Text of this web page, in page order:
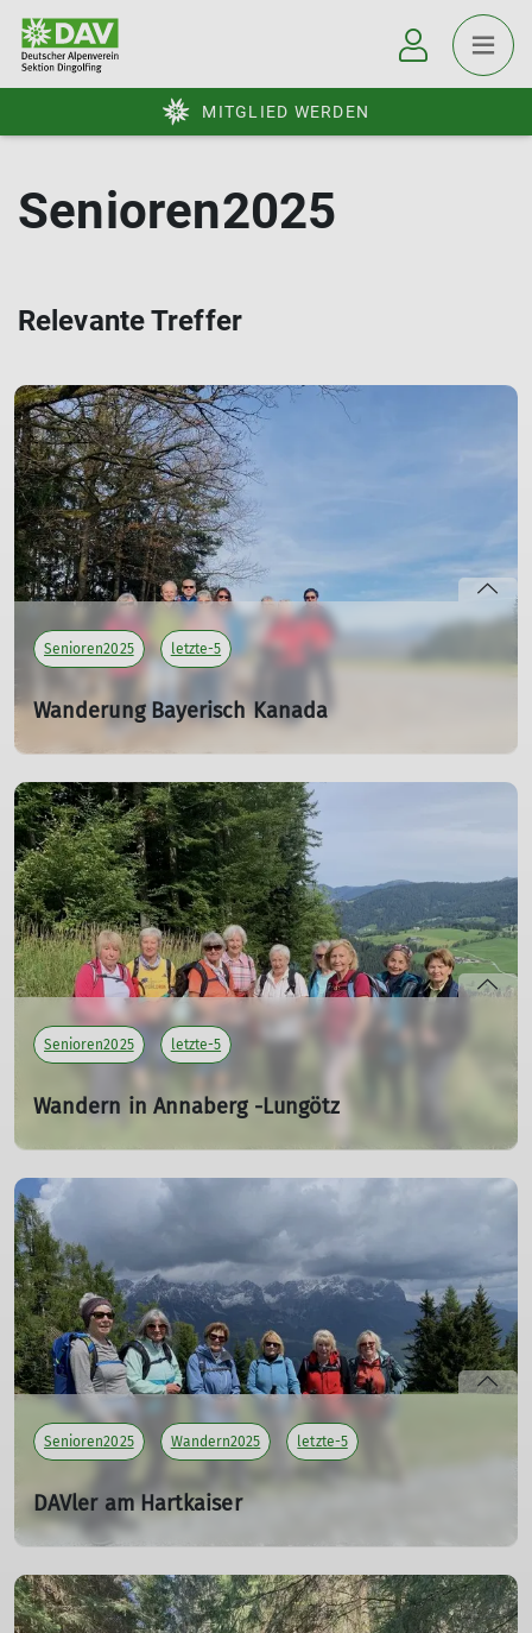
MITGLIED WERDEN
Senioren2025
Relevante Treffer
Senioren2025 letzte-5
Wanderung Bayerisch Kanada
Tourenleiterin: Killesreiter Marlene
Teilnehmer: 8
mehr erfahren
Senioren2025 letzte-5
Wandern in Annaberg -Lungötz
07.09.2025
Tourenleiterin: Meier Brigitte
Teilnehmer: 10
mehr erfahren
Senioren2025 Wandern2025 letzte-5
DAVler am Hartkaiser
24.05.2025
Tourenleiterin: Meier Brigitte
Teilnehmer: 6